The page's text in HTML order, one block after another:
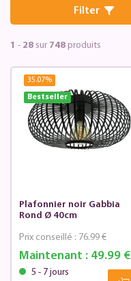
Filter
1 - 28 sur 748 produits
35.07%
Bestseller
Plafonnier noir Gabbia
Rond Ø 40cm
Maintenant :49.99 €
Prix conseillé : 76.99 €
5 - 7 jours